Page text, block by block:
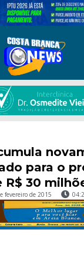
para o
R$ 30
fevereiro de 2015